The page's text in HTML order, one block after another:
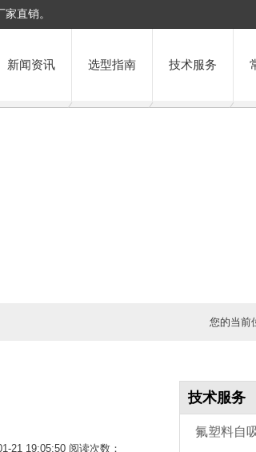
直销。
新闻资讯 选型指南 技术服务
您的当前
21 19:05:50 阅读次数：
技术服务
氟塑料自